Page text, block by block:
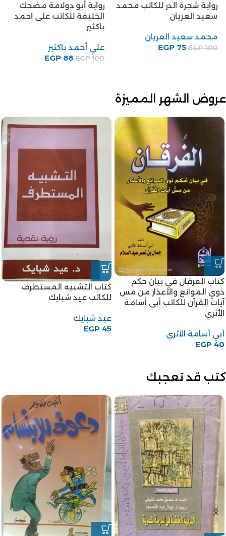
رواية شجرة الدر للكاتب محمد
سعيد العريان
محمد سعيد العريان
EGP100
EGP75
رواية أبو دولامة مضحك
الخليفة للكاتب على احمد
باكثير
علي أحمد باكثير
EGP100
EGP88
عروض الشهر المميزة
-18%
كتاب المرأة الجديدة للكاتب
قاسم أمين
قاسم أمين
EGP 55
EGP 45
-18%
كتاب أحكام الحيض والنفاس
للكاتبة أم الحسن رحاب بنت
محمد الخولي
أم الحسن رحاب بنت محمد
الخولي
كتب قد تعجبك